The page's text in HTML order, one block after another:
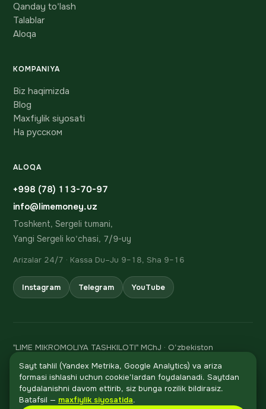
Qo'ng'iroq
Sayt tahlil (Yandex Metrika, Google Analytics) va ariza
formasi ishlashi uchun cookie'lardan foydalanadi. Saytdan
foydalanishni davom ettirib, siz bunga rozilik bildirasiz.
Batafsil — maxfiylik siyosatida.
Qanday to'lash
Talablar
Aloqa
KOMPANIYA
Biz haqimizda
Blog
Maxfiylik siyosati
На русском
ALOQA
+998 (78) 113-70-97
info@limemoney.uz
Toshkent, Sergeli tumani,
Yangi Sergeli ko'chasi, 7/9-uy
Arizalar 24/7 · Kassa Du–Ju 9–18, Sha 9–16
Instagram Telegram YouTube
"LIME MIKROMOLIYA TASHKILOTI" MChJ · O'zbekiston
Respublikasi Markaziy bankining 06.02.2024 dagi 106-sonli
litsenziyasi
STIR 310 847 482 · h/r 20208000205705294001 Asia
Alliance Bank'da, MFO 01095
© 2024–2026 LIME MONEY®. Barcha huquqlar himoyalangan.